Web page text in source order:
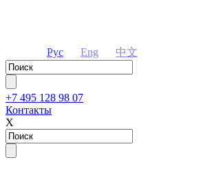
Рус Eng 中文
+7 495 128 98 07
Контакты
Х